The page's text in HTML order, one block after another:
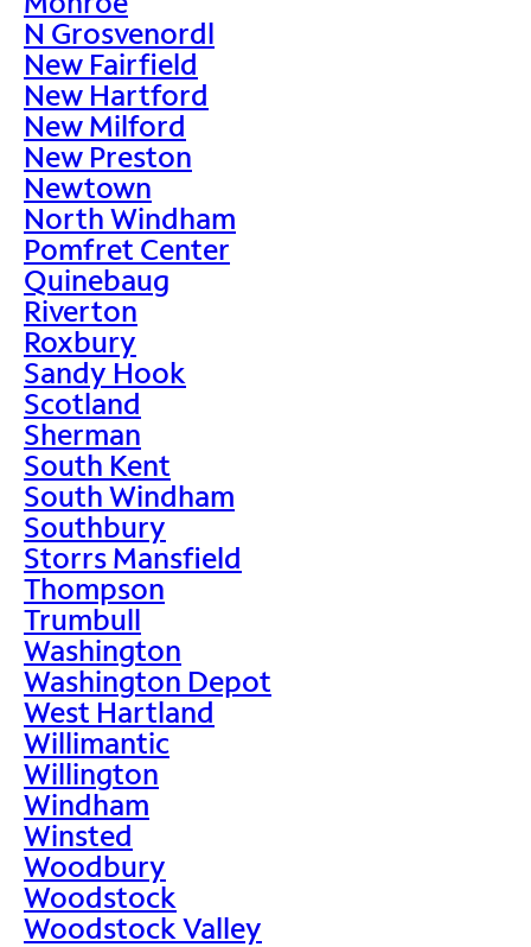
N Grosvenordl
New Fairfield
New Hartford
New Milford
New Preston
Newtown
North Windham
Pomfret Center
Quinebaug
Riverton
Roxbury
Sandy Hook
Scotland
Sherman
South Kent
South Windham
Southbury
Storrs Mansfield
Thompson
Trumbull
Washington
Washington Depot
West Hartland
Willimantic
Willington
Windham
Winsted
Woodbury
Woodstock
Woodstock Valley